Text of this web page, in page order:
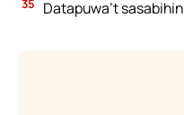
35 Datapuwa’t